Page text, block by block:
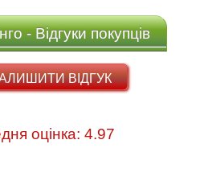
- Відгуки покупців
ВІДГУК
31 Середня оцінка: 4.97